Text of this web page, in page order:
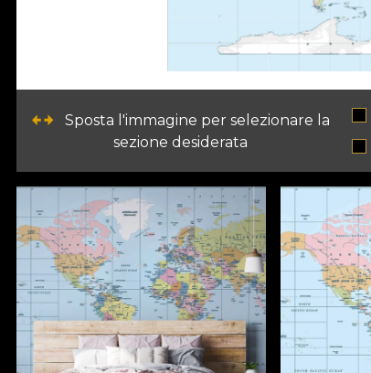
Sposta l'immagine per selezionare la
sezione desiderata